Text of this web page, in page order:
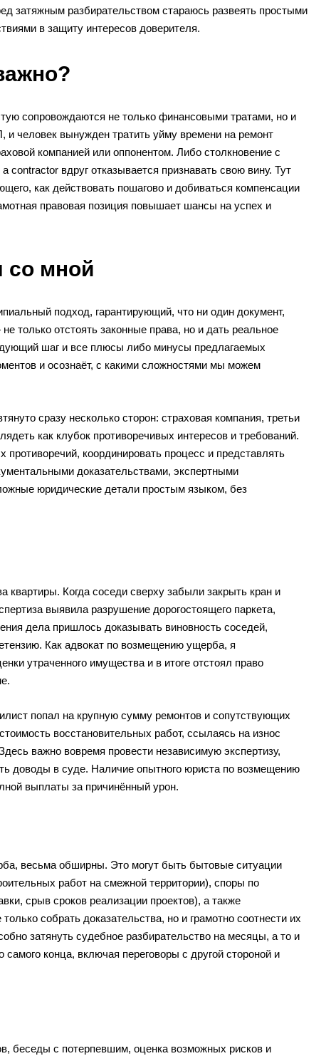
затяжным разбирательством стараюсь развеять простыми
в защиту интересов доверителя.
сопровождаются не только финансовыми тратами, но и
человек вынужден тратить уйму времени на ремонт
компанией или оппонентом. Либо столкновение с
вдруг отказывается признавать свою вину. Тут
как действовать пошагово и добиваться компенсации
правовая позиция повышает шансы на успех и
со мной
подход, гарантирующий, что ни один документ,
только отстоять законные права, но и дать реальное
шаг и все плюсы либо минусы предлагаемых
и осознаёт, с какими сложностями мы можем
сразу несколько сторон: страховая компания, третьи
как клубок противоречивых интересов и требований.
координировать процесс и представлять
доказательствами, экспертными
юридические детали простым языком, без
квартиры. Когда соседи сверху забыли закрыть кран и
выявила разрушение дорогостоящего паркета,
дела пришлось доказывать виновность соседей,
Как адвокат по возмещению ущерба, я
утраченного имущества и в итоге отстоял право
попал на крупную сумму ремонтов и сопутствующих
восстановительных работ, ссылаясь на износ
важно вовремя провести независимую экспертизу,
доводы в суде. Наличие опытного юриста по возмещению
выплаты за причинённый урон.
весьма обширны. Это могут быть бытовые ситуации
работ на смежной территории), споры по
срыв сроков реализации проектов), а также
собрать доказательства, но и грамотно соотнести их
затянуть судебное разбирательство на месяцы, а то и
конца, включая переговоры с другой стороной и
беседы с потерпевшим, оценка возможных рисков и